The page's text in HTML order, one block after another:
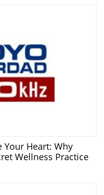
Your Heart: Why
Wellness Practice